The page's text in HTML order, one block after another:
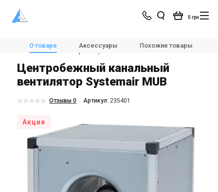
0 грн
Магазин Вентиляция
Вентиляторы
Канальные вентиляторы
Systemair MUB
О товаре Аксессуары Похожие товары
Центробежный канальный
вентилятор Systemair MUB
Отзывы 0 Aртикул: 235401
Акция